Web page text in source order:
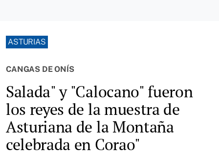
ASTURIAS
CANGAS DE ONÍS
Salada" y "Calocano" fueron
los reyes de la muestra de
Asturiana de la Montaña
celebrada en Corao"